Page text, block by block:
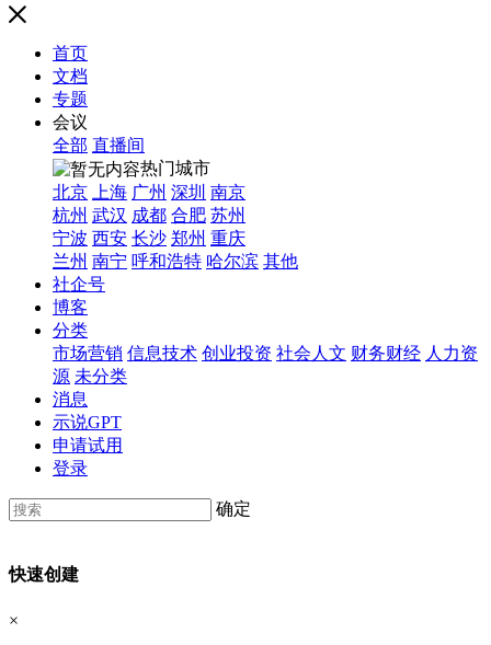
首页
文档
专题
会议
全部 直播间
热门城市
北京
上海 广州 深圳 南京
杭州 武汉 成都 合肥 苏州
宁波 西安 长沙 郑州 重庆
兰州 南宁 呼和浩特 哈尔滨 其他
社企号
博客
分类
市场营销 信息技术 创业投资 社会人文 财务财经 人力资
源 未分类
消息
示说GPT
申请试用
登录
确定
快速创建
×